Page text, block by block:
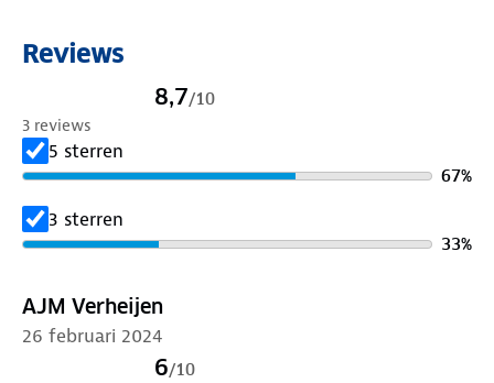
✓ Warme lichtkleur
✓ 3 lichtstanden (30%. 60% en 100%)
✓ Rubberen behuizing voor goede grip
✓ Werkt op 4x AA-batterijen (niet inbegrepen)
Reviews
8,7/10
3 reviews
5 sterren
67%
3 sterren
33%
AJM Verheijen
26 februari 2024
6/10